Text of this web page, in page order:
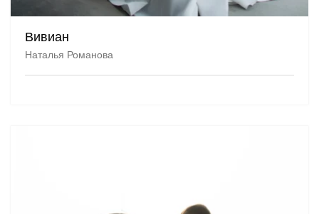
Вивиан
Наталья Романова